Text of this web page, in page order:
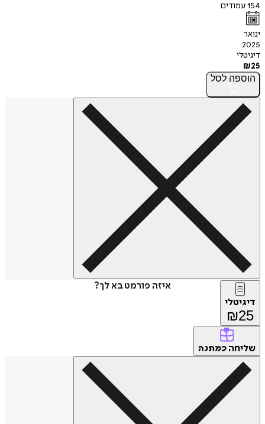
154עמודים
ינואר
2025
דיגיטלי
₪25
הוספה לסל
איזה פורמט בא לך?
דיגיטלי
₪25
שליחה כמתנה